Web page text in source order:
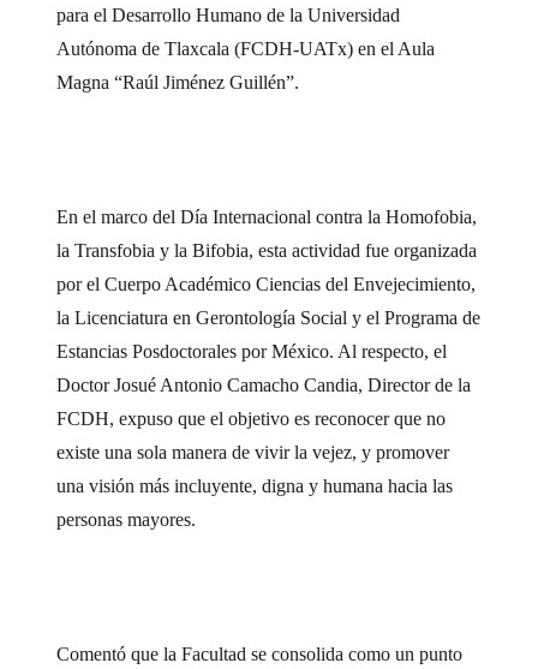
para el Desarrollo Humano de la Universidad
Autónoma de Tlaxcala (FCDH-UATx) en el Aula
Magna “Raúl Jiménez Guillén”.
En el marco del Día Internacional contra la Homofobia,
la Transfobia y la Bifobia, esta actividad fue organizada
por el Cuerpo Académico Ciencias del Envejecimiento,
la Licenciatura en Gerontología Social y el Programa de
Estancias Posdoctorales por México. Al respecto, el
Doctor Josué Antonio Camacho Candia, Director de la
FCDH, expuso que el objetivo es reconocer que no
existe una sola manera de vivir la vejez, y promover
una visión más incluyente, digna y humana hacia las
personas mayores.
Comentó que la Facultad se consolida como un punto